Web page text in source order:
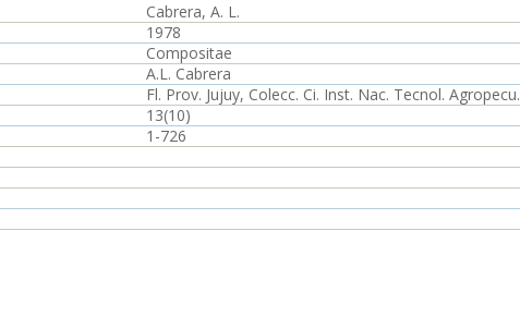
Cabrera, A. L.
1978
Compositae
A.L. Cabrera
Fl. Prov. Jujuy, Colecc. Ci. Inst. Nac. Tecnol. Agropecu.
13(10)
1-726